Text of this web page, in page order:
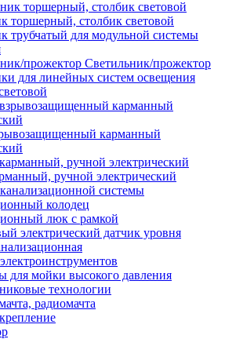
торшерный, столбик световой
трубчатый для модульной системы
Светильник/прожектор
для линейных систем освещения
карманный
ручной электрический
системы
колодец
люк с рамкой
электрический датчик уровня
для мойки высокого давления
технологии
радиомачта